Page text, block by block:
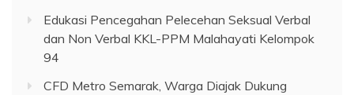
Edukasi Pencegahan Pelecehan Seksual Verbal
dan Non Verbal KKL-PPM Malahayati Kelompok
94
CFD Metro Semarak, Warga Diajak Dukung